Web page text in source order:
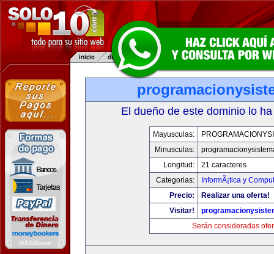
El dueño de este dominio lo
Mayusculas:
Minusculas:
Longitud:
21 caracteres
Categorias:
InformÃ¡tica y
Precio:
Realizar una oferta!
Visitar!
Serán consideradas